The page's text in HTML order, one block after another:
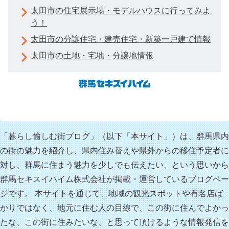
太田市の住宅展示場・モデルハウスに行ってみよ
う！
太田市の分譲住宅・建売住宅・新築一戸建て情報
太田市の土地・宅地・分譲地情報
「暮らし愉しむ街ブログ」（以下「本サイト」）は、群馬県内
の街の魅力を紹介し、県内住み替えや県外からの移住予定者に
対し、群馬に住まう魅力を少しでも伝えたい、という思いから
群馬セキスイハイム株式会社が掲載・運営しているブログペー
ジです。 本サイトを通じて、地域の観光スポットや有名店ば
かりではなく、地元に住む人の目線で、この街に住んでよかっ
たな、この街に住みたいな、と思って頂けるような情報発信を